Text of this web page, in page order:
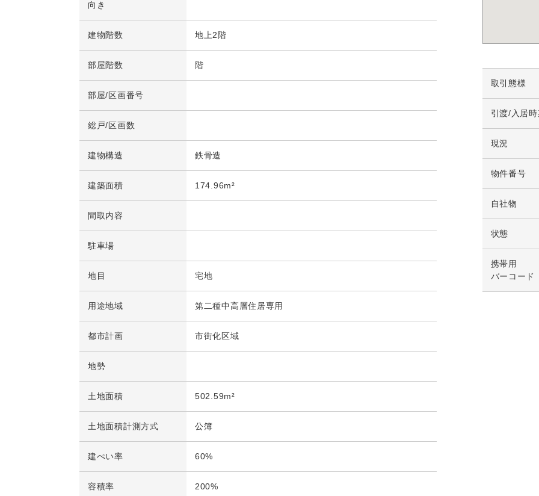
向き
建物階数 地上2階
部屋階数 階
部屋/区画番号
総戸/区画数
建物構造 鉄骨造
建築面積 174.96m²
間取内容
駐車場
地目 宅地
用途地域 第二種中高層住居専用
都市計画 市街化区域
地勢
土地面積 502.59m²
土地面積計測方式 公簿
建ぺい率 60%
容積率 200%
取引態様
引渡/入居
現況
物件番号
自社物
状態
携帯用
バーコード